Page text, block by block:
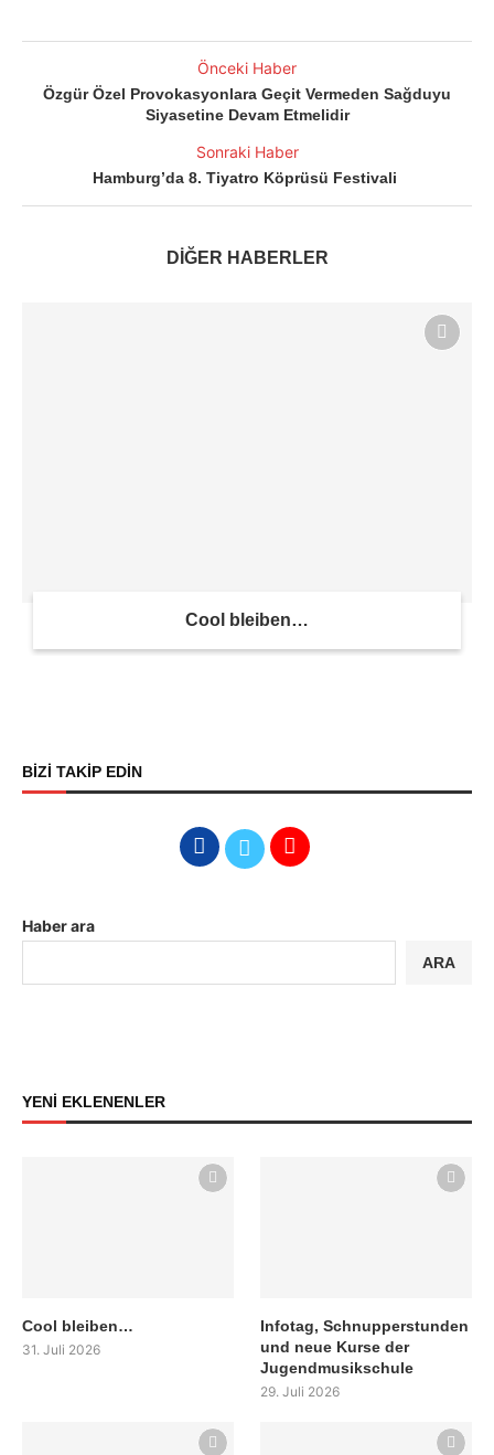
Önceki Haber
Özgür Özel Provokasyonlara Geçit Vermeden Sağduyu
Siyasetine Devam Etmelidir
Sonraki Haber
Hamburg’da 8. Tiyatro Köprüsü Festivali
DİĞER HABERLER
Cool bleiben…
BİZİ TAKİP EDİN
Haber ara
ARA
YENİ EKLENENLER
Cool bleiben…
31. Juli 2026
Infotag, Schnupperstunden
und neue Kurse der
Jugendmusikschule
29. Juli 2026